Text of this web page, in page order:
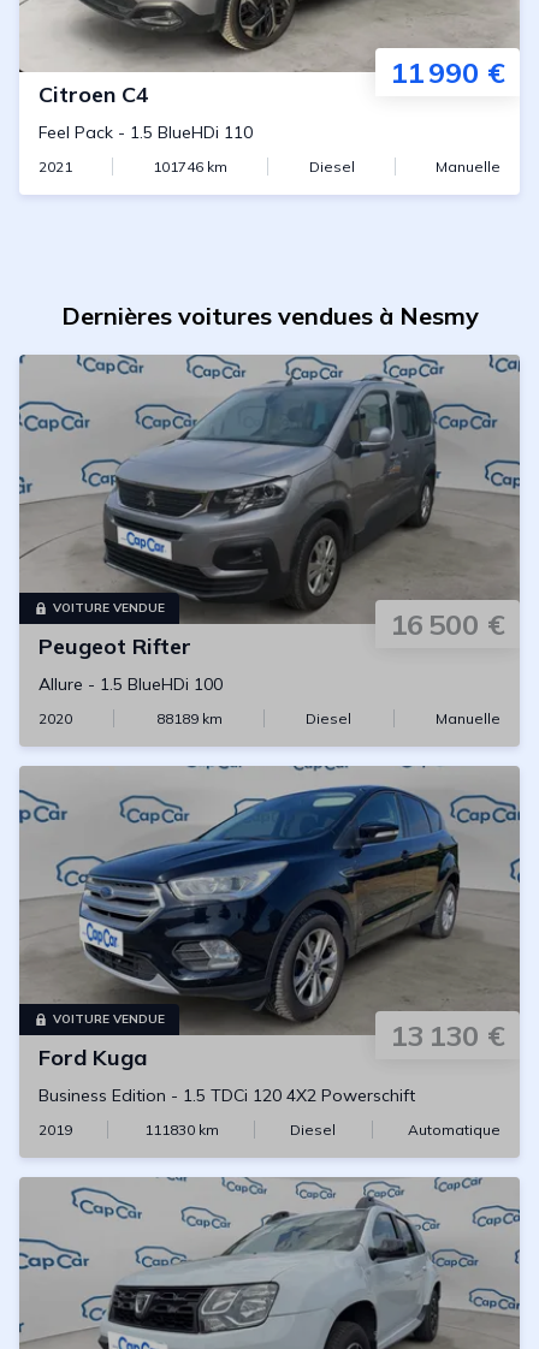
11 990 €
Citroen C4
Feel Pack - 1.5 BlueHDi 110
2021 101746 km Diesel Manuelle
Dernières voitures vendues à Nesmy
VOITURE VENDUE 16 500 €
Peugeot Rifter
Allure - 1.5 BlueHDi 100
2020 88189km Diesel Manuelle
VOITURE VENDUE 13 130 €
Ford Kuga
Business Edition - 1.5 TDCi 120 4X2 Powerschift
2019 111830km Diesel Automatique